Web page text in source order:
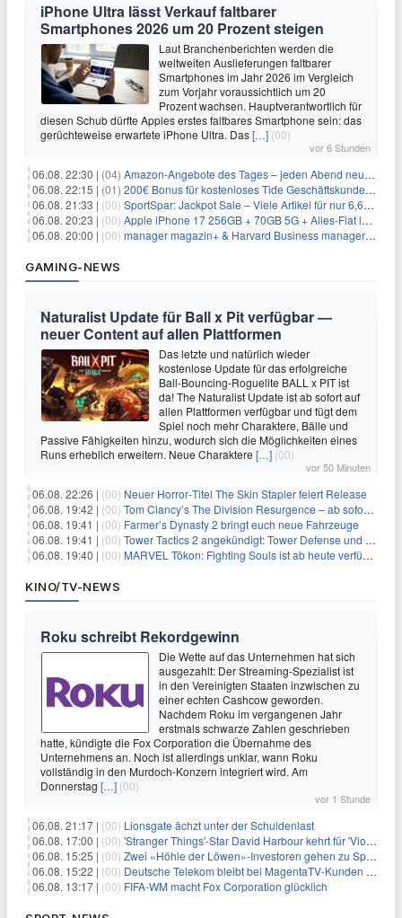
iPhone Ultra lässt Verkauf faltbarer
Smartphones 2026 um 20 Prozent steigen
Laut Branchenberichten werden die
weltweiten Auslieferungen faltbarer
Smartphones im Jahr 2026 im Vergleich
zum Vorjahr voraussichtlich um 20
Prozent wachsen. Hauptverantwortlich für
diesen Schub dürfte Apples erstes faltbares Smartphone sein: das
gerüchteweise erwartete iPhone Ultra. Das[…] (00)
vor 6 Stunden
06.08. 22:30 | (04) Amazon-Angebote des Tages – jeden Abend neue Deals zum Stöbern
06.08. 22:15 | (01) 200€ Bonus für kostenloses Tide Geschäftskundenkonto
06.08. 21:33 | (00) SportSpar: Jackpot Sale – Viele Artikel für nur 6,66€ – nur 48 Stunden
06.08. 20:23 | (00) Apple iPhone 17 256GB + 70GB 5G + Alles-Flat im Vodafone-Netz für 34,99€/Monat – eff. 4,65€/Monat
06.08. 20:00 | (00) manager magazin+ & Harvard Business manager+ Digital-Kombi-Abo 1 Monat kostenlos
GAMING-NEWS
Naturalist Update für Ball x Pit verfügbar —
neuer Content auf allen Plattformen
Das letzte und natürlich wieder
kostenlose Update für das erfolgreiche
Ball-Bouncing-Roguelite BALL x PIT ist
da! The Naturalist Update ist ab sofort auf
allen Plattformen verfügbar und fügt dem
Spiel noch mehr Charaktere, Bälle und
Passive Fähigkeiten hinzu, wodurch sich die Möglichkeiten eines
Runs erheblich erweitern. Neue Charaktere […] (00)
vor 50 Minuten
06.08. 22:26 | (00) Neuer Horror‑Titel The Skin Stapler feiert Release
06.08. 19:42 | (00) Tom Clancy’s The Division Resurgence – ab sofort für euch verfügbar
06.08. 19:41 | (00) Farmer’s Dynasty 2 bringt euch neue Fahrzeuge
06.08. 19:41 | (00) Tower Tactics 2 angekündigt: Tower Defense und Deckbuilding Kombo kehrt zurück
06.08. 19:40 | (00) MARVEL Tōkon: Fighting Souls ist ab heute verfügbar
KINO/TV-NEWS
Roku schreibt Rekordgewinn
Die Wette auf das Unternehmen hat sich
ausgezahlt: Der Streaming-Spezialist ist
in den Vereinigten Staaten inzwischen zu
einer echten Cashcow geworden.
Nachdem Roku im vergangenen Jahr
erstmals schwarze Zahlen geschrieben
hatte, kündigte die Fox Corporation die Übernahme des
Unternehmens an. Noch ist allerdings unklar, wann Roku
vollständig in den Murdoch-Konzern integriert wird. Am
Donnerstag […] (00)
vor 1 Stunde
06.08. 21:17 | (00) Lionsgate ächzt unter der Schuldenlast
06.08. 17:00 | (00) 'Stranger Things'-Star David Harbour kehrt für 'Violent Night 2' zurück – Kristen Bell stößt zur Besetzung
06.08. 15:25 | (00) Zwei «Höhle der Löwen»-Investoren gehen zu Springer
06.08. 15:22 | (00) Deutsche Telekom bleibt bei MagentaTV-Kunden vage
06.08. 13:17 | (00) FIFA-WM macht Fox Corporation glücklich